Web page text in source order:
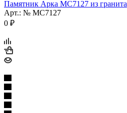
Памятник Арка МС7127 из гранита
Арт.: № МС7127
0 ₽